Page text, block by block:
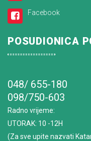
Facebook
POSUDIONICA
048/ 655-180
098/750-603
Radno vrijeme:
UTORAK: 10 -12H
(Za sve upite nazvati